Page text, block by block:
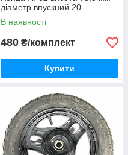
діаметр впускний 20
випускний 16 мм.
В наявності
480 ₴/комплект
Купити